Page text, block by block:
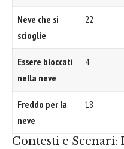
Neve che si
scioglie
22
Essere bloccati
nella neve
4
Freddo per la
neve
18
Contesti e Scenari: